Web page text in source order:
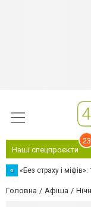
Наші спецпроєкти
23
« «Без страху і
Головна Афіша